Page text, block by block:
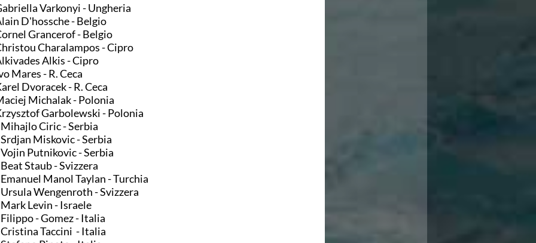
Varkonyi - Ungheria
D'hossche - Belgio
Grancerof - Belgio
Charalampos - Cipro
Alkis - Cipro
Mares - R. Ceca
Dvoracek - R. Ceca
Michalak - Polonia
Garbolewski - Polonia
Mihajlo Ciric - Serbia
Srdjan Miskovic - Serbia
Vojin Putnikovic - Serbia
Staub - Svizzera
Manol Taylan - Turchia
Ursula Wengenroth - Svizzera
Mark Levin - Israele
Filippo - Gomez - Italia
Cristina Taccini - Italia